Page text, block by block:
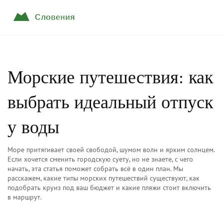
Морские путешествия: как
выбрать идеальный отпуск
у воды
Море притягивает своей свободой, шумом волн и ярким солнцем.
Если хочется сменить городскую суету, но не знаете, с чего
начать, эта статья поможет собрать всё в один план. Мы
расскажем, какие типы морских путешествий существуют, как
подобрать круиз под ваш бюджет и какие пляжи стоит включить
в маршрут.